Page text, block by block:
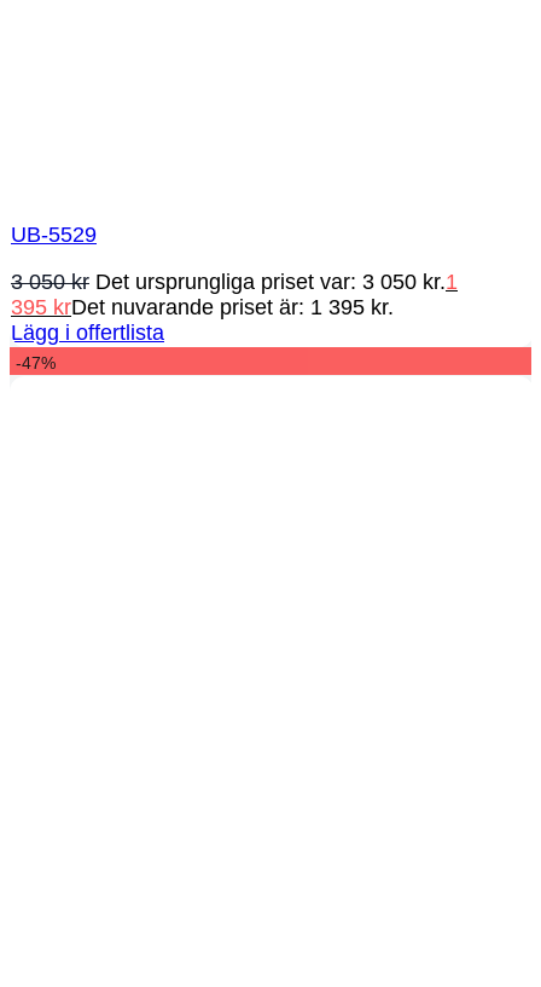
UB-5529
3 050kr Det ursprungliga priset var: 3 050 kr.1
395 krDet nuvarande priset är: 1 395 kr.
Lägg i offertlista
-47%